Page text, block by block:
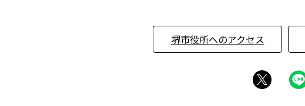
堺市役所へのアクセス